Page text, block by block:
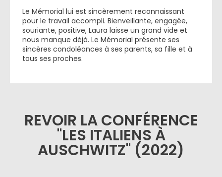
Le Mémorial lui est sincèrement reconnaissant
pour le travail accompli. Bienveillante, engagée,
souriante, positive, Laura laisse un grand vide et
nous manque déjà. Le Mémorial présente ses
sincères condoléances à ses parents, sa fille et à
tous ses proches.
REVOIR LA CONFÉRENCE
"LES ITALIENS À
AUSCHWITZ" (2022)